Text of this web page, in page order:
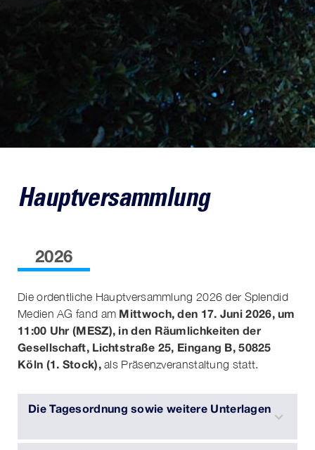
Hauptversammlung
2026
Die ordentliche Hauptversammlung 2026 der Splendid
Medien AG fand am Mittwoch, den 17. Juni 2026, um
11:00 Uhr (MESZ), in den Räumlichkeiten der
Gesellschaft, Lichtstraße 25, Eingang B, 50825
Köln (1. Stock),als Präsenzveranstaltung statt.
Die Tagesordnung sowie weitere Unterlagen